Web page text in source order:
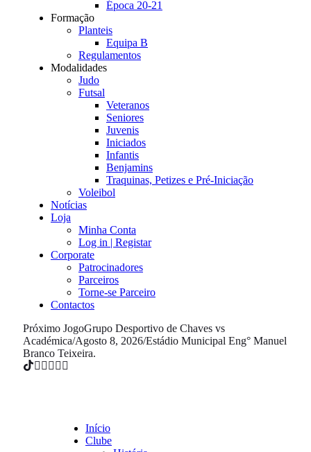
Época 20-21
Formação
Planteis
Equipa B
Regulamentos
Modalidades
Judo
Futsal
Veteranos
Seniores
Juvenis
Iniciados
Infantis
Benjamins
Traquinas, Petizes e Pré-Iniciação
Voleibol
Notícias
Loja
Minha Conta
Log in | Registar
Corporate
Patrocinadores
Parceiros
Torne-se Parceiro
Contactos
Próximo JogoGrupo Desportivo de Chaves vs
Académica/Agosto 8, 2026/Estádio Municipal Eng° Manuel
Branco Teixeira.
Início
Clube